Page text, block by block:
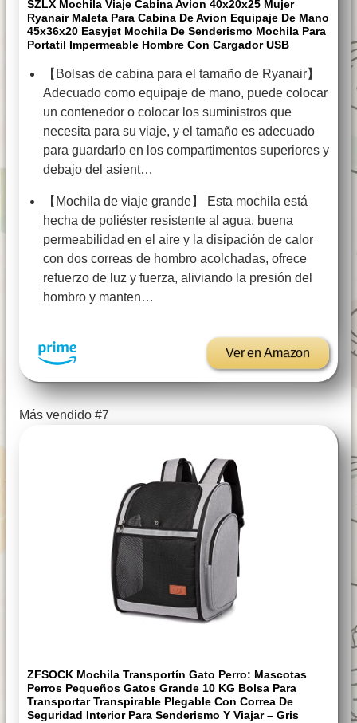
SZLX Mochila Viaje Cabina Avion 40x20x25 Mujer
Ryanair Maleta Para Cabina De Avion Equipaje De Mano
45x36x20 Easyjet Mochila De Senderismo Mochila Para
Portatil Impermeable Hombre Con Cargador USB
【Bolsas de cabina para el tamaño de Ryanair】
Adecuado como equipaje de mano, puede colocar
un contenedor o colocar los suministros que
necesita para su viaje, y el tamaño es adecuado
para guardarlo en los compartimentos superiores y
debajo del asient…
【Mochila de viaje grande】 Esta mochila está
hecha de poliéster resistente al agua, buena
permeabilidad en el aire y la disipación de calor
con dos correas de hombro acolchadas, ofrece
refuerzo de luz y fuerza, aliviando la presión del
hombro y manten…
Ver en Amazon
Más vendido #7
ZFSOCK Mochila Transportín Gato Perro: Mascotas
Perros Pequeños Gatos Grande 10 KG Bolsa Para
Transportar Transpirable Plegable Con Correa De
Seguridad Interior Para Senderismo Y Viajar – Gris